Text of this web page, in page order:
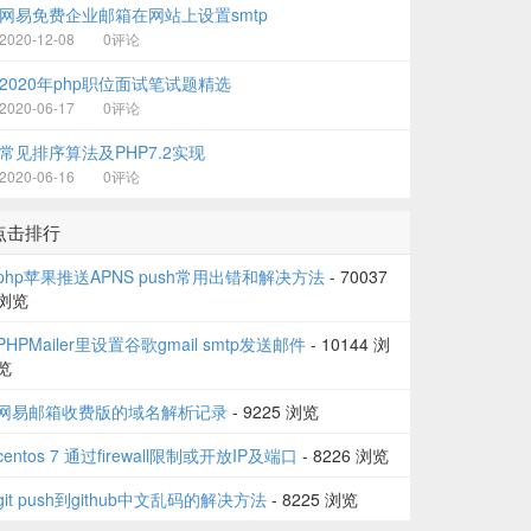
网易免费企业邮箱在网站上设置smtp
2020-12-08 0评论
2020年php职位面试笔试题精选
2020-06-17 0评论
常见排序算法及PHP7.2实现
2020-06-16 0评论
击排行
苹果推送APNS push常用出错和解决方法- 70037
览
里设置谷歌gmail smtp发送邮件 - 10144 浏
易邮箱收费版的域名解析记录 - 9225 浏览
7 通过firewall限制或开放IP及端口 - 8226 浏览
push到github中文乱码的解决方法 - 8225 浏览